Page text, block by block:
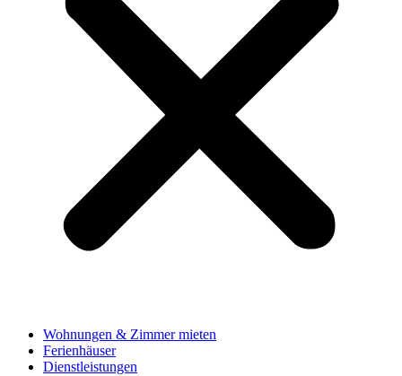
Wohnungen & Zimmer mieten
Ferienhäuser
Dienstleistungen